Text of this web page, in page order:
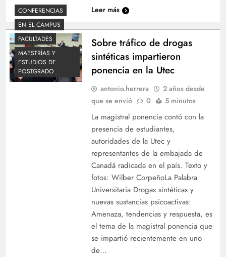
Leer más
CONFERENCIAS
EN EL CAMPUS
FACULTADES
MAESTRÍAS Y
ESTUDIOS DE
POSTGRADO
Sobre tráfico de drogas
sintéticas impartieron
ponencia en la Utec
antonio.herrera
2 años desde
que se envió
0 5 minutos
La magistral ponencia contó con la
presencia de estudiantes,
autoridades de la Utec y
representantes de la embajada de
Canadá radicada en el país. Texto y
fotos: Wilber CorpeñoLa Palabra
Universitaria Drogas sintéticas y
nuevas sustancias psicoactivas:
Amenaza, tendencias y respuesta, es
el tema de la magistral ponencia que
se impartió recientemente en uno
de…